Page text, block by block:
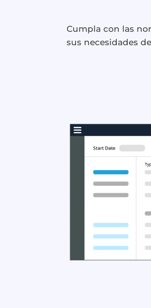
Cumpla con las
sus necesidades